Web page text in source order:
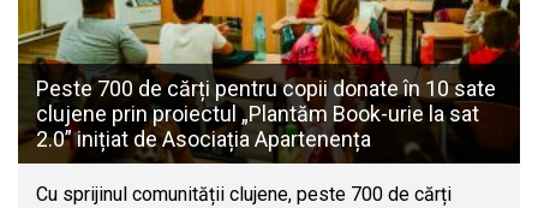
Peste 700 de cărți pentru copii donate în 10 sate
clujene prin proiectul „Plantăm Book-urie la sat
2.0” inițiat de Asociația Apartenența
Cu sprijinul comunității clujene, peste 700 de cărți